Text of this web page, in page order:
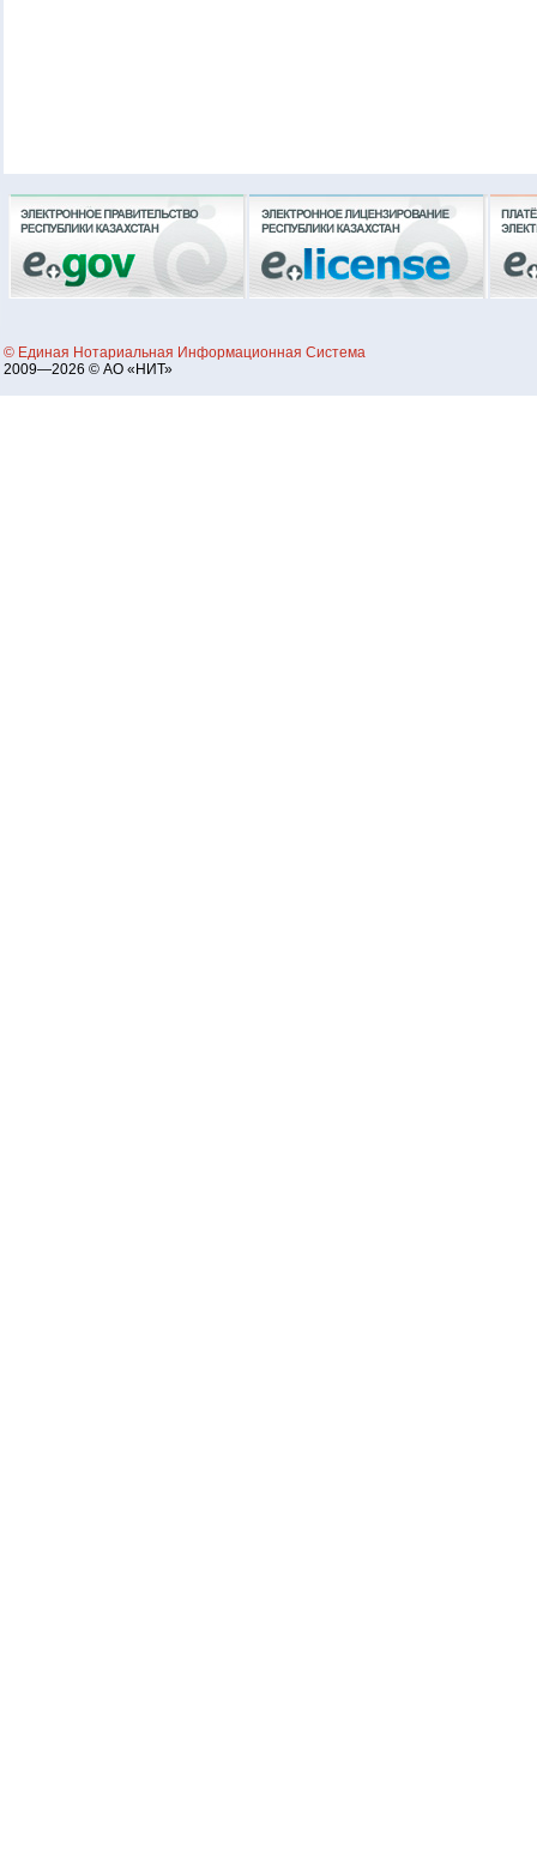
© Единая Нотариальная Информационная Система
2009—2026 © АО «НИТ»